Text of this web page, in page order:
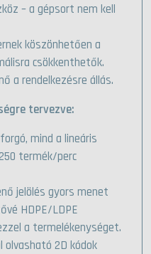
– a gépsort nem kell
köszönhetően a
csökkenthetők.
a rendelkezésre állás.
tervezve:
mind a lineáris
termék/perc
jelölés gyors menet
HDPE/LDPE
a termelékenységet.
olvasható 2D kódok